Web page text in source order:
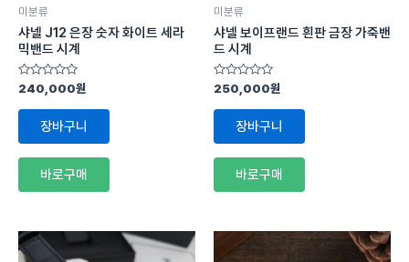
미분류
샤넬 J12 은장 숫자 화이트 세라
믹밴드 시계
5
에
로
가
240,000원
장바구니
바로구매
미분류
샤넬 보이프랜드 흰판 금장 가죽밴
드 시계
5
에
로
가
250,000원
장바구니
바로구매